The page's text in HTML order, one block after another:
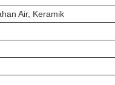
Air, Keramik